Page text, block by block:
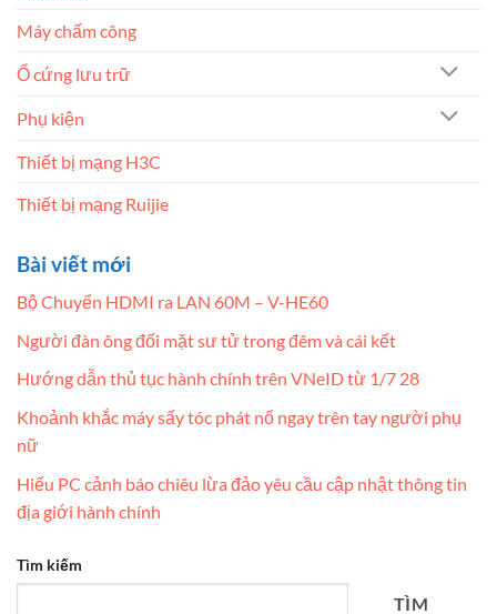
Máy chấm công
Ổ cứng lưu trữ
Phụ kiện
Thiết bị mạng H3C
Thiết bị mạng Ruijie
Bài viết mới
Bộ Chuyển HDMI ra LAN 60M – V-HE60
Người đàn ông đối mặt sư tử trong đêm và cái kết
Hướng dẫn thủ tục hành chính trên VNeID từ 1/7 28
Khoảnh khắc máy sấy tóc phát nổ ngay trên tay người phụ
nữ
Hiếu PC cảnh báo chiêu lừa đảo yêu cầu cập nhật thông tin
địa giới hành chính
Tìm kiếm
TÌM